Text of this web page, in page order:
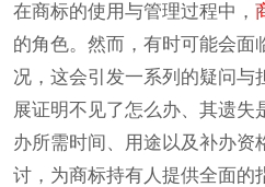
在商标的使用与管理过程中，
的角色。然而，有时可能会面
况，这会引发一系列的疑问与
展证明不见了怎么办、其遗失
办所需时间、用途以及补办资
讨，为商标持有人提供全面的